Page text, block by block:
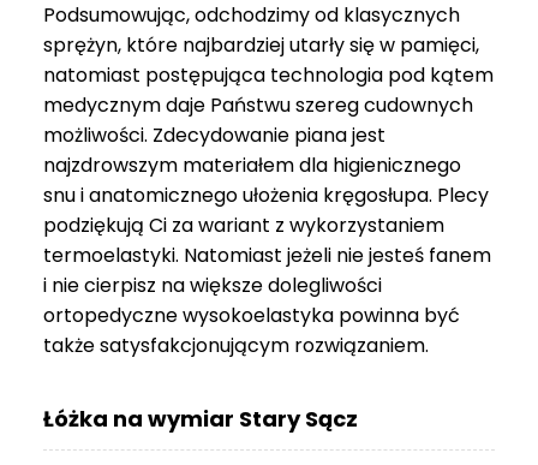
Podsumowując, odchodzimy od klasycznych
sprężyn, które najbardziej utarły się w pamięci,
natomiast postępująca technologia pod kątem
medycznym daje Państwu szereg cudownych
możliwości. Zdecydowanie piana jest
najzdrowszym materiałem dla higienicznego
snu i anatomicznego ułożenia kręgosłupa. Plecy
podziękują Ci za wariant z wykorzystaniem
termoelastyki. Natomiast jeżeli nie jesteś fanem
i nie cierpisz na większe dolegliwości
ortopedyczne wysokoelastyka powinna być
także satysfakcjonującym rozwiązaniem.
Łóżka na wymiar Stary Sącz